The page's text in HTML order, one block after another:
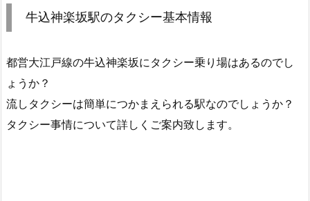
牛込神楽坂駅のタクシー基本情報
都営大江戸線の牛込神楽坂にタクシー乗り場はあるのでし
ょうか？
流しタクシーは簡単につかまえられる駅なのでしょうか？
タクシー事情について詳しくご案内致します。